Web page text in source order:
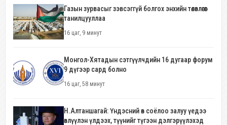
Газын зурвасыг зэвсэггүй болгох энхийн төлөвлөгөөг
танилцууллаа
16 цаг, 9 минут
Монгол-Хятадын сэтгүүлчдийн 16 дугаар форум
9 дүгээр сард болно
16 цаг, 58 минут
Н.Алтаншагай: Үндэсний өв соёлоо залуу үедээ
өвлүүлэн үлдээх, түүнийг түгээн дэлгэрүүлэхэд